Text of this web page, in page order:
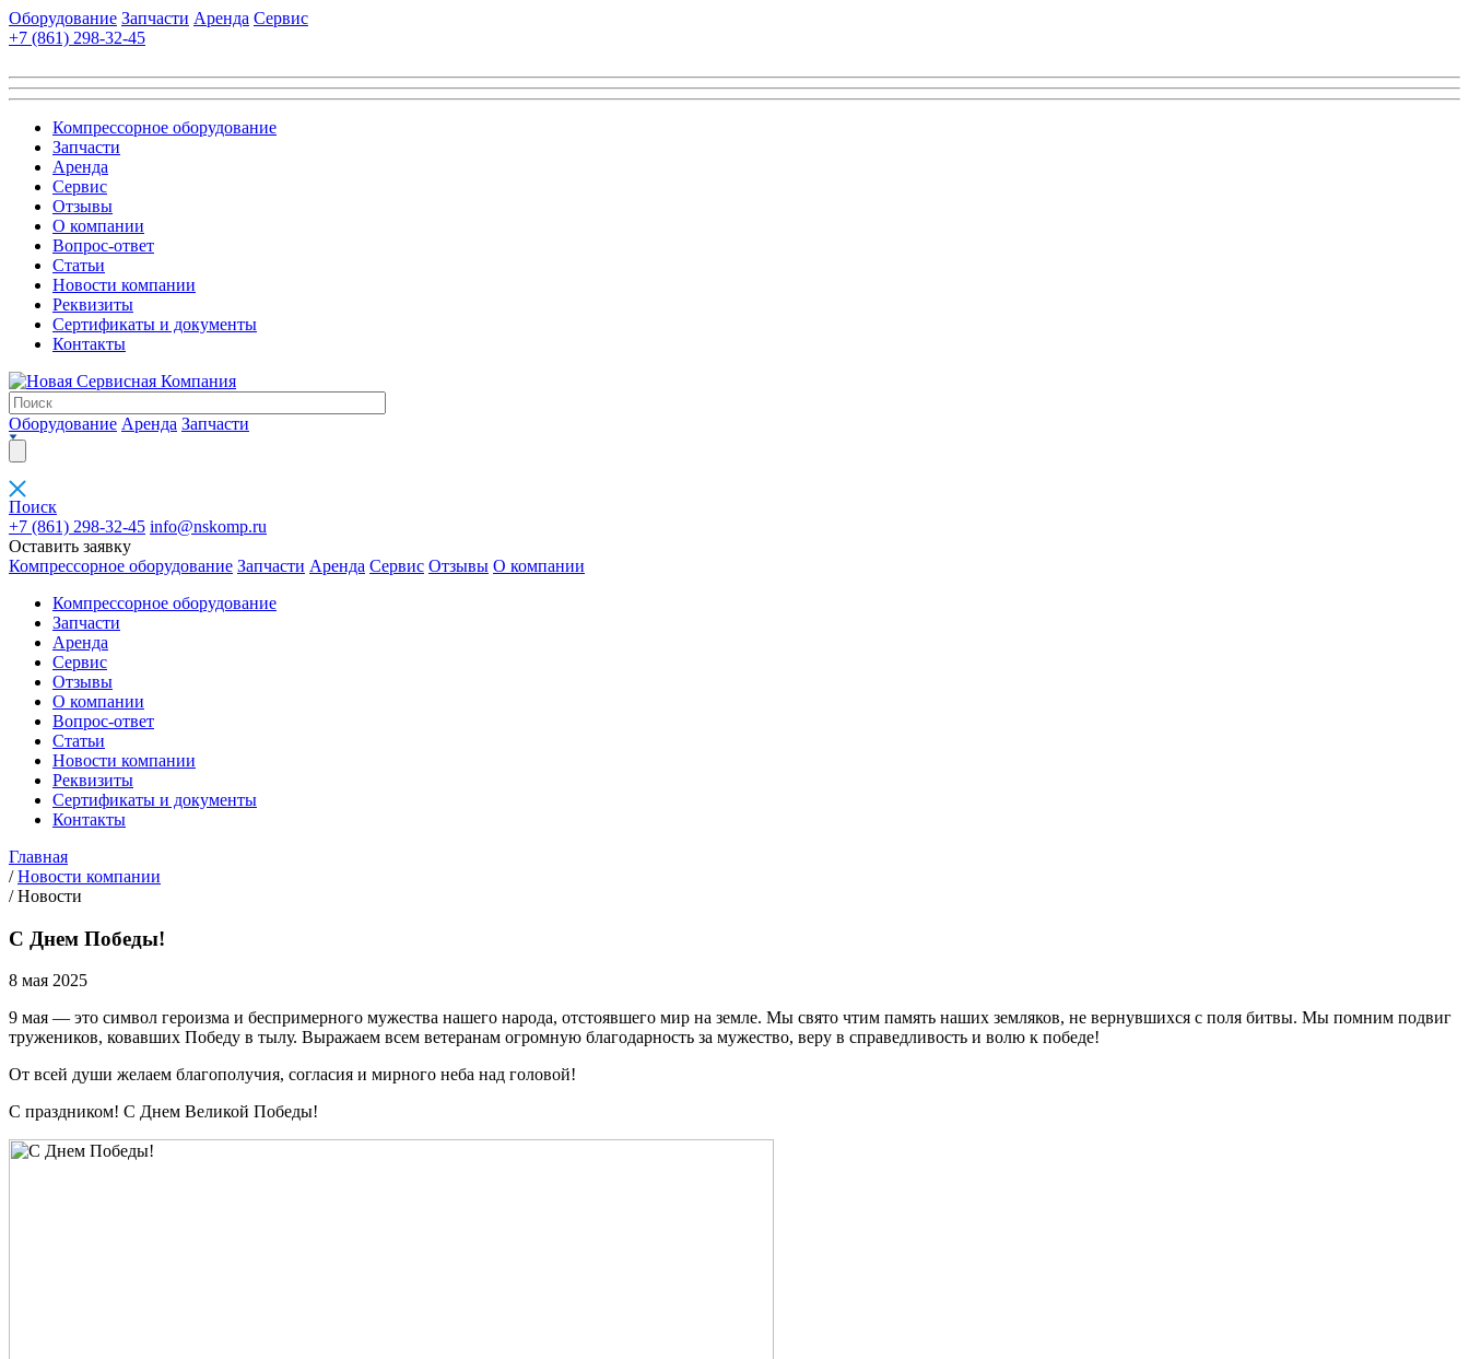
Оборудование Запчасти Аренда Сервис
+7 (861) 298-32-45
Компрессорное оборудование
Запчасти
Аренда
Сервис
Отзывы
О компании
Вопрос-ответ
Статьи
Новости компании
Реквизиты
Сертификаты и документы
Контакты
Оборудование Аренда Запчасти
Поиск
+7 (861) 298-32-45 info@nskomp.ru
Оставить заявку
Компрессорное оборудование Запчасти Аренда Сервис Отзывы О компании
Компрессорное оборудование
Запчасти
Аренда
Сервис
Отзывы
О компании
Вопрос-ответ
Статьи
Новости компании
Реквизиты
Сертификаты и документы
Контакты
Главная
/Новости компании
/Новости
С Днем Победы!
8 мая 2025
9 мая — это символ героизма и беспримерного мужества нашего народа, отстоявшего мир на земле. Мы свято чтим память наших земляков, не вернувшихся с поля битвы. Мы помним подвиг
тружеников, ковавших Победу в тылу. Выражаем всем ветеранам огромную благодарность за мужество, веру в справедливость и волю к победе!
От всей души желаем благополучия, согласия и мирного неба над головой!
С праздником! C Днем Великой Победы!